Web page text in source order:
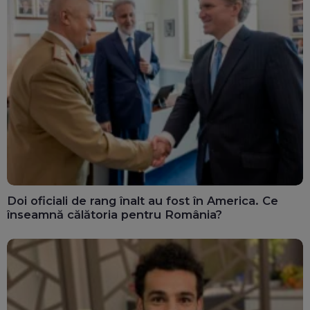
Doi oficiali de rang înalt au fost în America. Ce
înseamnă călătoria pentru România?